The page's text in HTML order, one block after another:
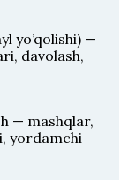
yo’qolishi) —
davolash,
— mashqlar,
yordamchi